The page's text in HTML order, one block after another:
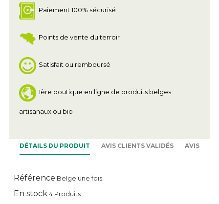
Paiement 100% sécurisé
Points de vente du terroir
Satisfait ou remboursé
1ère boutique en ligne de produits belges
artisanaux ou bio
DÉTAILS DU PRODUIT AVIS CLIENTS VALIDÉS AVIS
Référence Belge une fois
En stock 4 Produits